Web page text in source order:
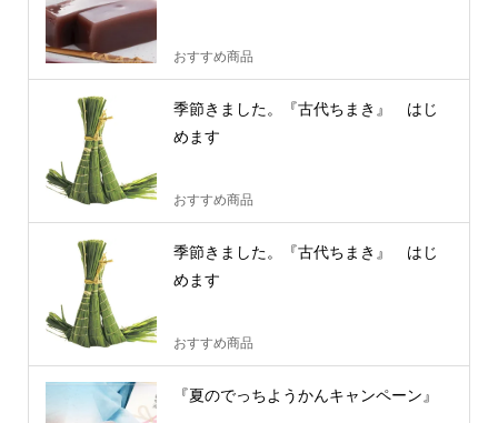
おすすめ商品
季節きました。『古代ちまき』 はじ
めます
おすすめ商品
季節きました。『古代ちまき』 はじ
めます
おすすめ商品
『夏のでっちようかんキャンペーン』